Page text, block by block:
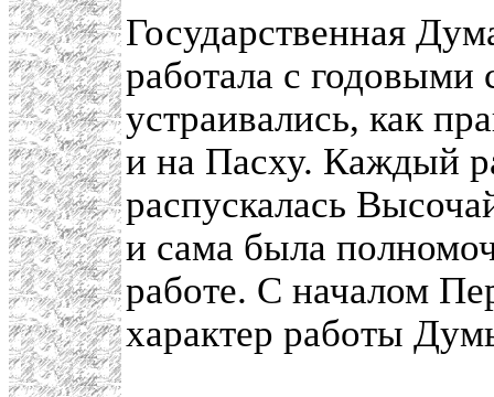
Государственная
работала с годовыми
устраивались, как
и на Пасху. Каждый
распускалась
и сама была
работе. С началом
характер работы